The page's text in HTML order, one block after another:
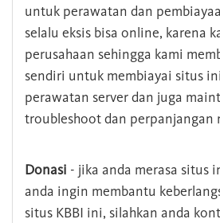
untuk perawatan dan
selalu eksis bisa online, karena
perusahaan sehingga kami
sendiri untuk membiayai situs
perawatan server dan juga
troubleshoot dan perpanjangan
Donasi - jika anda merasa situs
anda ingin membantu
situs KBBI ini, silahkan anda